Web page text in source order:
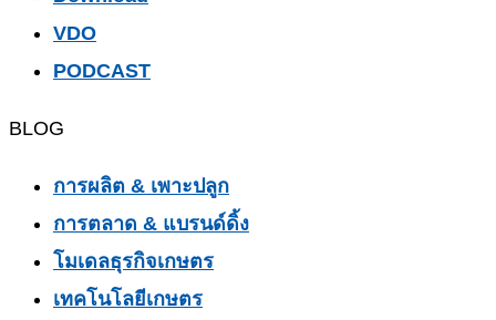
VDO
PODCAST
BLOG
การผลิต & เพาะปลูก
การตลาด & แบรนด์ดิ้ง
โมเดลธุรกิจเกษตร
เทคโนโลยีเกษตร